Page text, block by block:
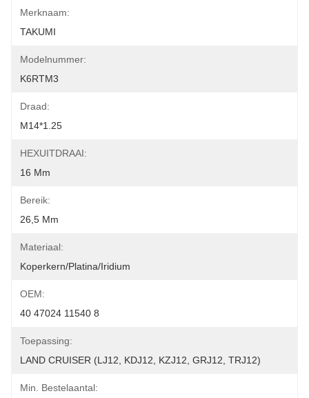
Merknaam:
TAKUMI
Modelnummer:
K6RTM3
Draad:
M14*1.25
HEXUITDRAAI:
16 Mm
Bereik:
26,5 Mm
Materiaal:
Koperkern/platina/iridium
OEM:
40 47024 11540 8
Toepassing:
LAND CRUISER (LJ12, KDJ12, KZJ12, GRJ12, TRJ12)
Min. Bestelaantal: